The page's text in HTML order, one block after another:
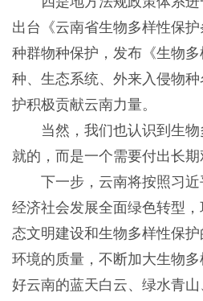
出台《云南省生物多样性保
种群物种保护，发布《生物
种、生态系统、外来入侵物
护积极贡献云南力量。
当然，我们也认识到生物
就的，而是一个需要付出长期
下一步，云南将按照习近
经济社会发展全面绿色转型
态文明建设和生物多样性保
环境的质量，不断加大生物
好云南的蓝天白云、绿水青